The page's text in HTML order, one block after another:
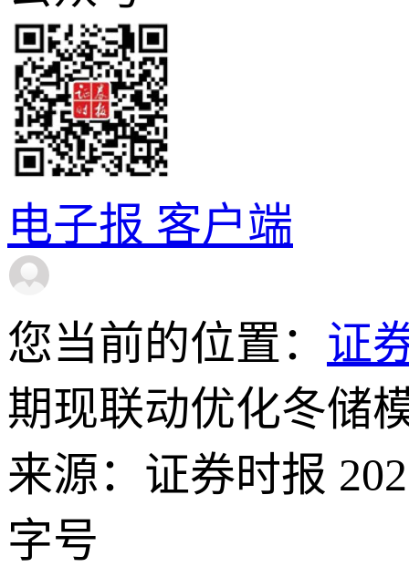
电子报 客户端
您当前的位置： 证
期现联动优化冬储
来源：证券时报
字号